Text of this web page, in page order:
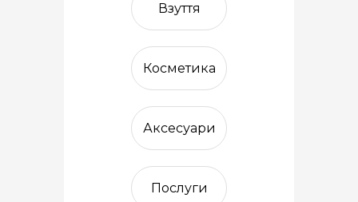
Взуття
Косметика
Аксесуари
Послуги